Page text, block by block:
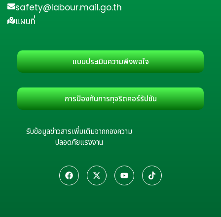
safety@labour.mail.go.th
แผนที่
แบบประเมินความพึงพอใจ
การป้องกันการทุจริตคอร์รัปชัน
รับข้อมูลข่าวสารเพิ่มเติมจากกองความ
ปลอดภัยแรงงาน